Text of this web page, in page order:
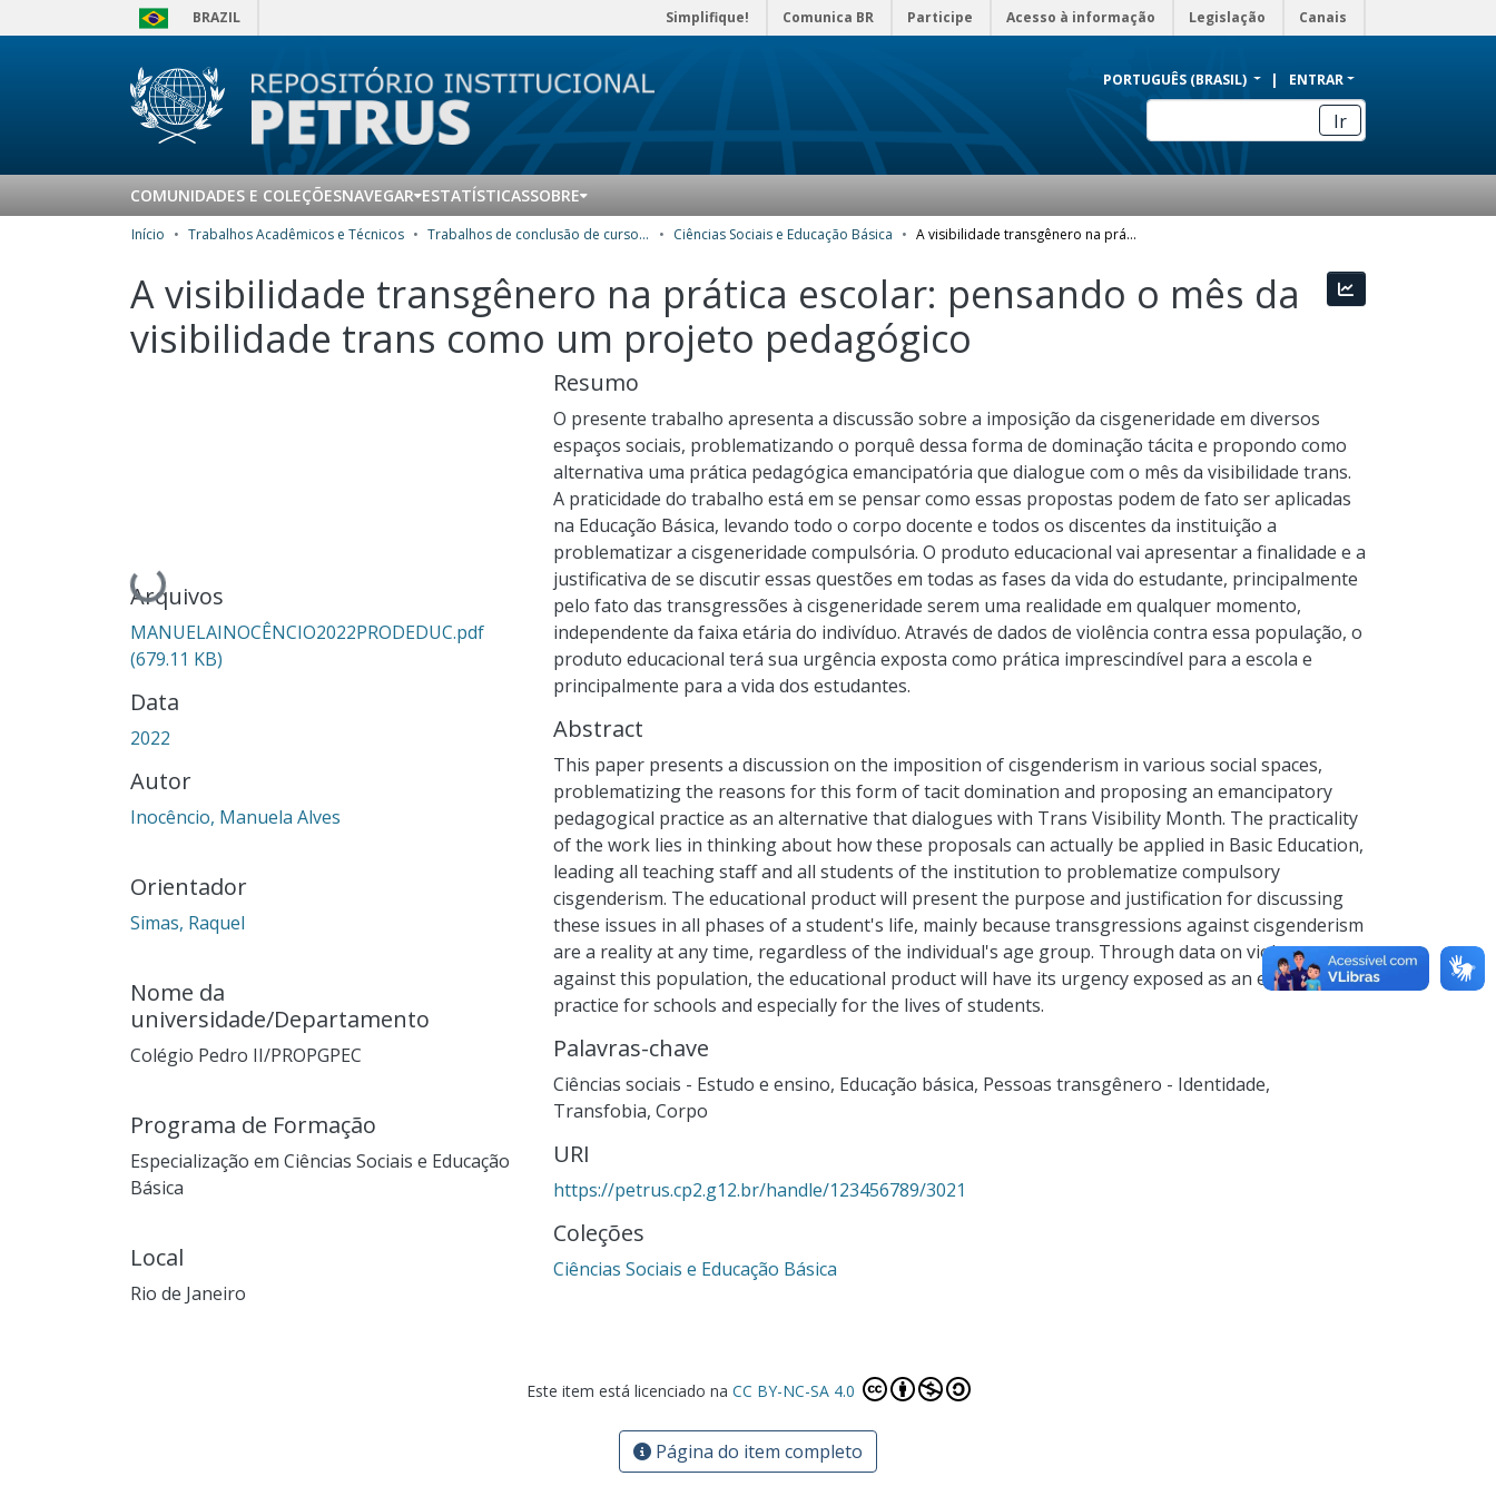
BRAZIL Simplifique! Comunica BR Participe Acesso à informação Legislação Canais
PORTUGUÊS (BRASIL) ENTRAR
Ir
COMUNIDADES E COLEÇÕESNAVEGAR ESTATÍSTICASSOBRE
Início Trabalhos Acadêmicos e Técnicos Trabalhos de conclusão de curso de Especialização Ciências Sociais e Educação Básica A visibilidade transgênero na prática escolar: pensando o mês da visibilidade trans como um projeto pedagógico
A visibilidade transgênero na prática escolar: pensando o mês da
visibilidade trans como um projeto pedagógico
Carregando...
Arquivos
MANUELAINOCÊNCIO2022PRODEDUC.pdf
(679.11 KB)
Data
2022
Autor
Inocêncio, Manuela Alves
Orientador
Simas, Raquel
Nome da
universidade/Departamento
Colégio Pedro II/PROPGPEC
Programa de Formação
Especialização em Ciências Sociais e Educação
Básica
Local
Rio de Janeiro
Resumo
O presente trabalho apresenta a discussão sobre a imposição da cisgeneridade em diversos
espaços sociais, problematizando o porquê dessa forma de dominação tácita e propondo como
alternativa uma prática pedagógica emancipatória que dialogue com o mês da visibilidade trans.
A praticidade do trabalho está em se pensar como essas propostas podem de fato ser aplicadas
na Educação Básica, levando todo o corpo docente e todos os discentes da instituição a
problematizar a cisgeneridade compulsória. O produto educacional vai apresentar a finalidade e a
justificativa de se discutir essas questões em todas as fases da vida do estudante, principalmente
pelo fato das transgressões à cisgeneridade serem uma realidade em qualquer momento,
independente da faixa etária do indivíduo. Através de dados de violência contra essa população, o
produto educacional terá sua urgência exposta como prática imprescindível para a escola e
principalmente para a vida dos estudantes.
Abstract
This paper presents a discussion on the imposition of cisgenderism in various social spaces,
problematizing the reasons for this form of tacit domination and proposing an emancipatory
pedagogical practice as an alternative that dialogues with Trans Visibility Month. The practicality
of the work lies in thinking about how these proposals can actually be applied in Basic Education,
leading all teaching staff and all students of the institution to problematize compulsory
cisgenderism. The educational product will present the purpose and justification for discussing
these issues in all phases of a student's life, mainly because transgressions against cisgenderism
are a reality at any time, regardless of the individual's age group. Through data on violence
against this population, the educational product will have its urgency exposed as an essential
practice for schools and especially for the lives of students.
Palavras-chave
Ciências sociais - Estudo e ensino, Educação básica, Pessoas transgênero - Identidade,
Transfobia, Corpo
URI
https://petrus.cp2.g12.br/handle/123456789/3021
Coleções
Ciências Sociais e Educação Básica
Este item está licenciado na CC BY-NC-SA 4.0
Página do item completo